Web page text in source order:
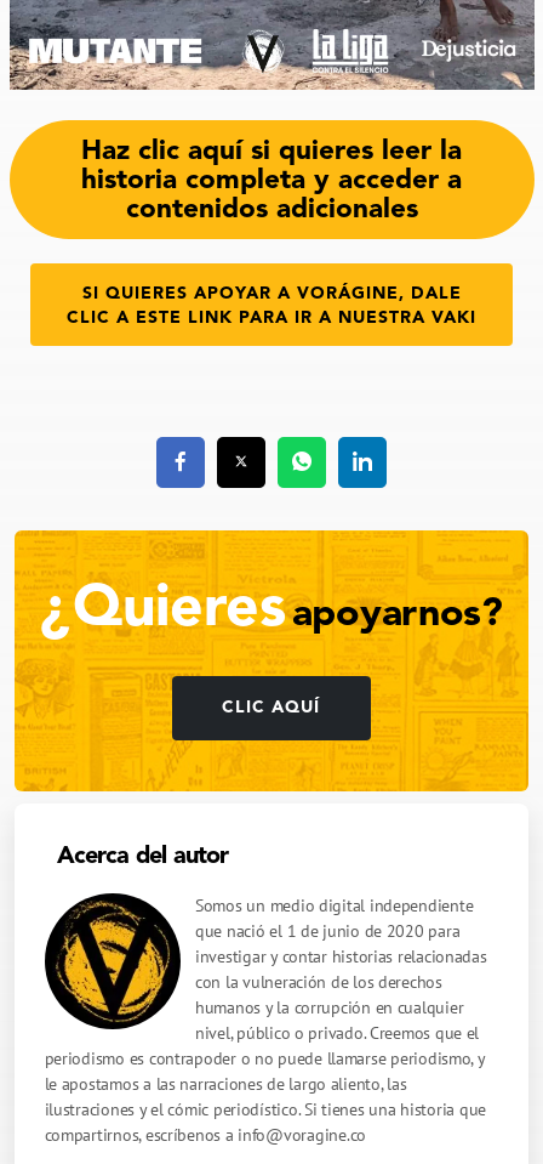
Haz clic aquí si quieres leer la
historia completa y acceder a
contenidos adicionales
SI QUIERES APOYAR A VORÁGINE, DALE
CLIC A ESTE LINK PARA IR A NUESTRA VAKI
¿Quieresapoyarnos?
CLIC AQUÍ
Acerca del autor
Somos un medio digital independiente
que nació el 1 de junio de 2020 para
investigar y contar historias relacionadas
con la vulneración de los derechos
humanos y la corrupción en cualquier
nivel, público o privado. Creemos que el
periodismo es contrapoder o no puede llamarse periodismo, y
le apostamos a las narraciones de largo aliento, las
ilustraciones y el cómic periodístico. Si tienes una historia que
compartirnos, escríbenos a info@voragine.co